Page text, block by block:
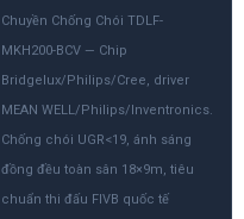
Chuyền Chống Chói TDLF-
MKH200-BCV — Chip
Bridgelux/Philips/Cree, driver
MEAN WELL/Philips/Inventronics.
Chống chói UGR<19, ánh sáng
đồng đều toàn sân 18×9m, tiêu
chuẩn thi đấu FIVB quốc tế